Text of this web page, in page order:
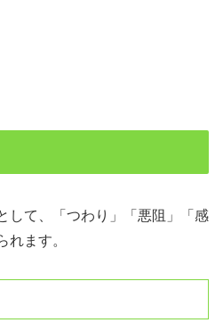
して、「つわり」「悪阻」「感
れます。